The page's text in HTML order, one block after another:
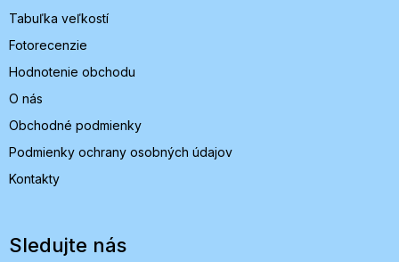
Tabuľka veľkostí
Fotorecenzie
Hodnotenie obchodu
O nás
Obchodné podmienky
Podmienky ochrany osobných údajov
Kontakty
Sledujte nás